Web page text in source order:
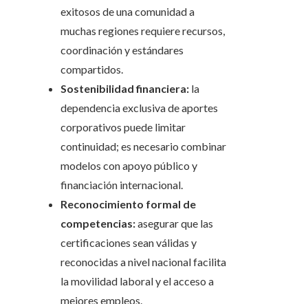
exitosos de una comunidad a
muchas regiones requiere recursos,
coordinación y estándares
compartidos.
Sostenibilidad financiera: la
dependencia exclusiva de aportes
corporativos puede limitar
continuidad; es necesario combinar
modelos con apoyo público y
financiación internacional.
Reconocimiento formal de
competencias:asegurar que las
certificaciones sean válidas y
reconocidas a nivel nacional facilita
la movilidad laboral y el acceso a
mejores empleos.